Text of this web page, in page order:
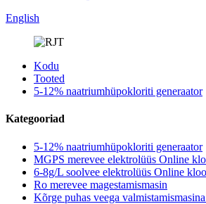
English
Kodu
Tooted
5-12% naatriumhüpokloriti generaator
Kategooriad
5-12% naatriumhüpokloriti generaator
MGPS merevee elektrolüüs Online
6-8g/L soolvee elektrolüüs Online
Ro merevee magestamismasin
Kõrge puhas veega